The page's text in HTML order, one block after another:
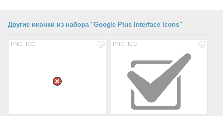
Другие иконки из набора "Google Plus Interface Icons"
PNG ICO PNG ICO